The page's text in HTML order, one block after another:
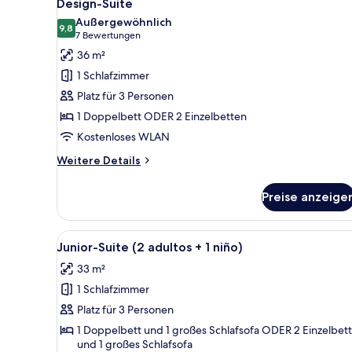
Fotos
für
Design-
Suite
anzeigen
Design-Suite
9,89,8 von 10
Außergewöhnlich
7 Bewertungen
(7
Bewertungen)
36 m²
1 Schlafzimmer
Platz für 3 Personen
1 Doppelbett ODER 2 Einzelbetten
Kostenloses WLAN
Weitere Details
Weitere
Suite
Preise
Alle
Fotos
für
Junior-
Suite
(2
adultos
Ein Hotelzimmer mit einem
4
Junior-Suite (2 adultos + 1 niño)
33 m²
1 Schlafzimmer
Platz für 3 Personen
1 Doppelbett und 1 großes Schlafsofa ODER 2
und 1 großes Schlafsofa